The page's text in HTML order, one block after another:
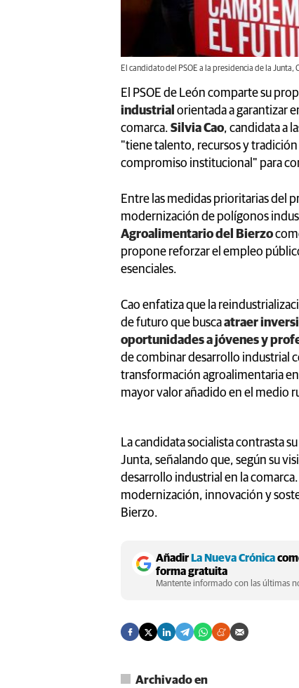
El candidato del PSOE a la presidencia de la Junta,
El PSOE de León comparte su
industrial orientada a garantizar
comarca. Silvia Cao, candidata a
"tiene talento, recursos y
compromiso institucional" para
Entre las medidas prioritarias del
modernización de polígonos
Agroalimentario del Bierzo
propone reforzar el empleo
esenciales.
Cao enfatiza que la
de futuro que buscaatraer
oportunidades a jóvenes y
de combinar desarrollo industrial
transformación agroalimentaria
mayor valor añadido en el medio
La candidata socialista contrasta
Junta, señalando que, según su
desarrollo industrial en la
modernización, innovación y
Bierzo.
Añadir La Nueva Crónica
forma gratuita
Mantente informado con las últimas
Archivado en